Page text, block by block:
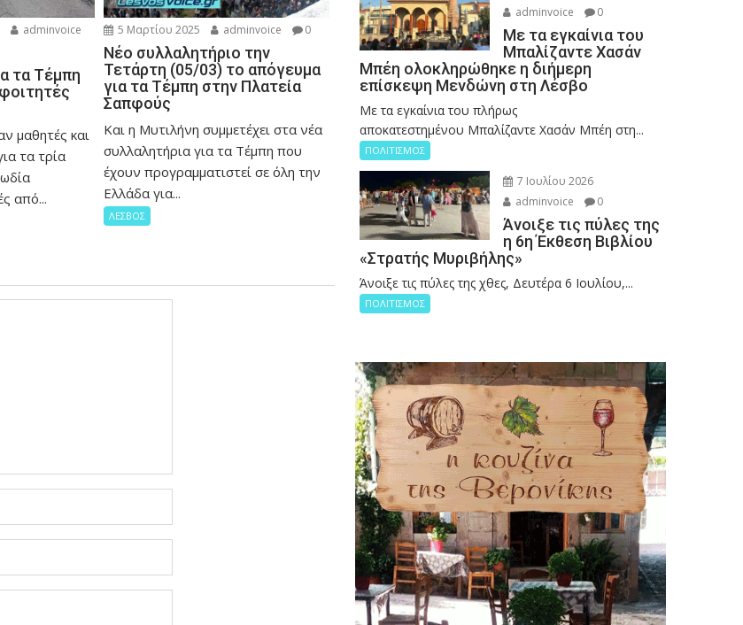
adminvoice
τα Τέμπη
μαθητές και
τα τρία
από...
5 Μαρτίου 2025 adminvoice 0
Νέο συλλαλητήριο την
Τετάρτη (05/03) το απόγευμα
για τα Τέμπη στην Πλατεία
Σαπφούς
Και η Μυτιλήνη συμμετέχει στα νέα
συλλαλητήρια για τα Τέμπη που
έχουν προγραμματιστεί σε όλη την
Ελλάδα για...
ΛΕΣΒΟΣ
adminvoice
0
Με τα εγκαίνια του
Μπαλίζαντε Χασάν
Μπέη ολοκληρώθηκε η διήμερη
επίσκεψη Μενδώνη στη Λέσβο
Με τα εγκαίνια του πλήρως
αποκατεστημένου Μπαλίζαντε Χασάν Μπέη στη...
ΠΟΛΙΤΙΣΜΟΣ
7 Ιουλίου 2026
adminvoice
0
Άνοιξε τις πύλες της
η 6η Έκθεση Βιβλίου
«Στρατής Μυριβήλης»
Άνοιξε τις πύλες της χθες, Δευτέρα 6 Ιουλίου,...
ΠΟΛΙΤΙΣΜΟΣ